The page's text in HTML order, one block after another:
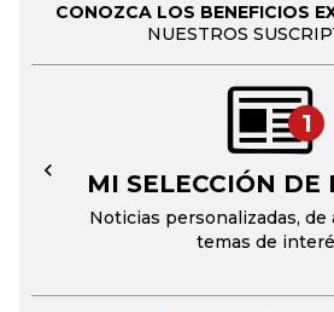
CONOZCA LOS BENEFICIOS
NUESTROS
1
MI SELECCIÓN DE
Noticias personalizadas, de
temas de
←